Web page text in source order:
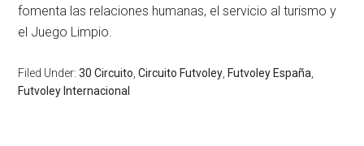
fomenta las relaciones humanas, el servicio al turismo y
el Juego Limpio.
Filed Under:30 Circuito ,Circuito Futvoley Futvoley España
Futvoley Internacional